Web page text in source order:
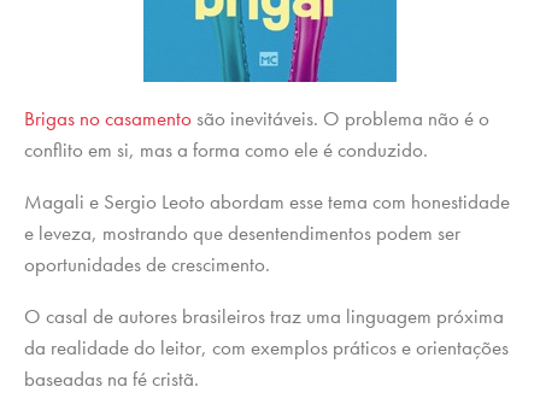
Brigas no casamento são inevitáveis. O problema não é o
conflito em si, mas a forma como ele é conduzido.
Magali e Sergio Leoto abordam esse tema com honestidade
e leveza, mostrando que desentendimentos podem ser
oportunidades de crescimento.
O casal de autores brasileiros traz uma linguagem próxima
da realidade do leitor, com exemplos práticos e orientações
baseadas na fé cristã.